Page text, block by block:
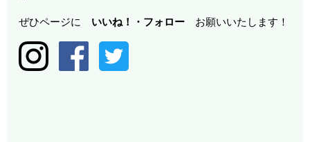
ぜひページに いいね！・ フォロー お願いいたします！